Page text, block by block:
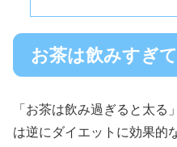
お茶は飲みすぎ
「お茶は飲み過ぎると太
は逆にダイエットに効果的